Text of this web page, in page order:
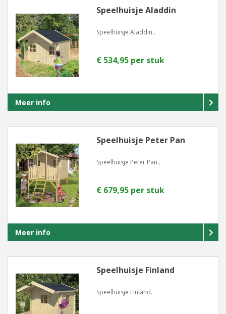
Speelhuisje Aladdin
Speelhuisje Aladdin..
€ 534,95 per stuk
Meer info
Speelhuisje Peter Pan
Speelhuisje Peter Pan..
€ 679,95 per stuk
Meer info
Speelhuisje Finland
Speelhuisje Finland..